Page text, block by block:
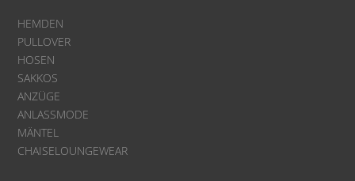
HEMDEN
PULLOVER
HOSEN
SAKKOS
ANZÜGE
ANLASSMODE
MÄNTEL
CHAISELOUNGEWEAR